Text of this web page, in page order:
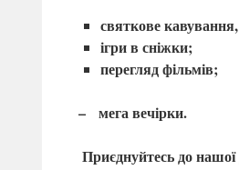
святкове
ігри в сніжки;
перегляд фільмів;
– мега вечірки.
Приєднуйтесь до нашої